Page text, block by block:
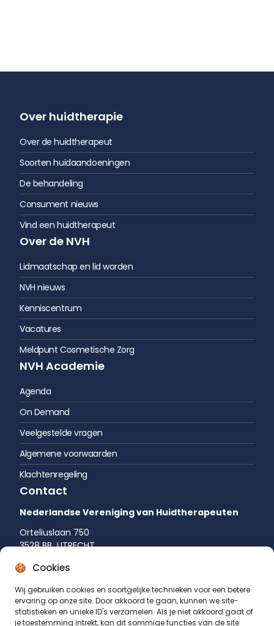
Cookies
Wij gebruiken cookies en soortgelijke technieken voor een betere
ervaring op onze site. Door akkoord te gaan, kunnen we site-
statistieken en unieke ID's verzamelen. Als je niet akkoord gaat of
je toestemming intrekt, kan dit sommige functies van de site
Over huidtherapie
Over de huidtherapeut
Soorten huidaandoeningen
De behandeling
Consument nieuws
Vind een huidtherapeut
Over de NVH
Lidmaatschap en lid worden
NVH nieuws
Kenniscentrum
Vacatures
Meldpunt Cosmetische Zorg
NVH Academie
Agenda
On Demand
Veelgestelde vragen
Algemene voorwaarden
Klachtenregeling
Contact
Nederlandse Vereniging van Huidtherapeuten
Orteliuslaan 750
3528 BB UTRECHT
035 542 75 52